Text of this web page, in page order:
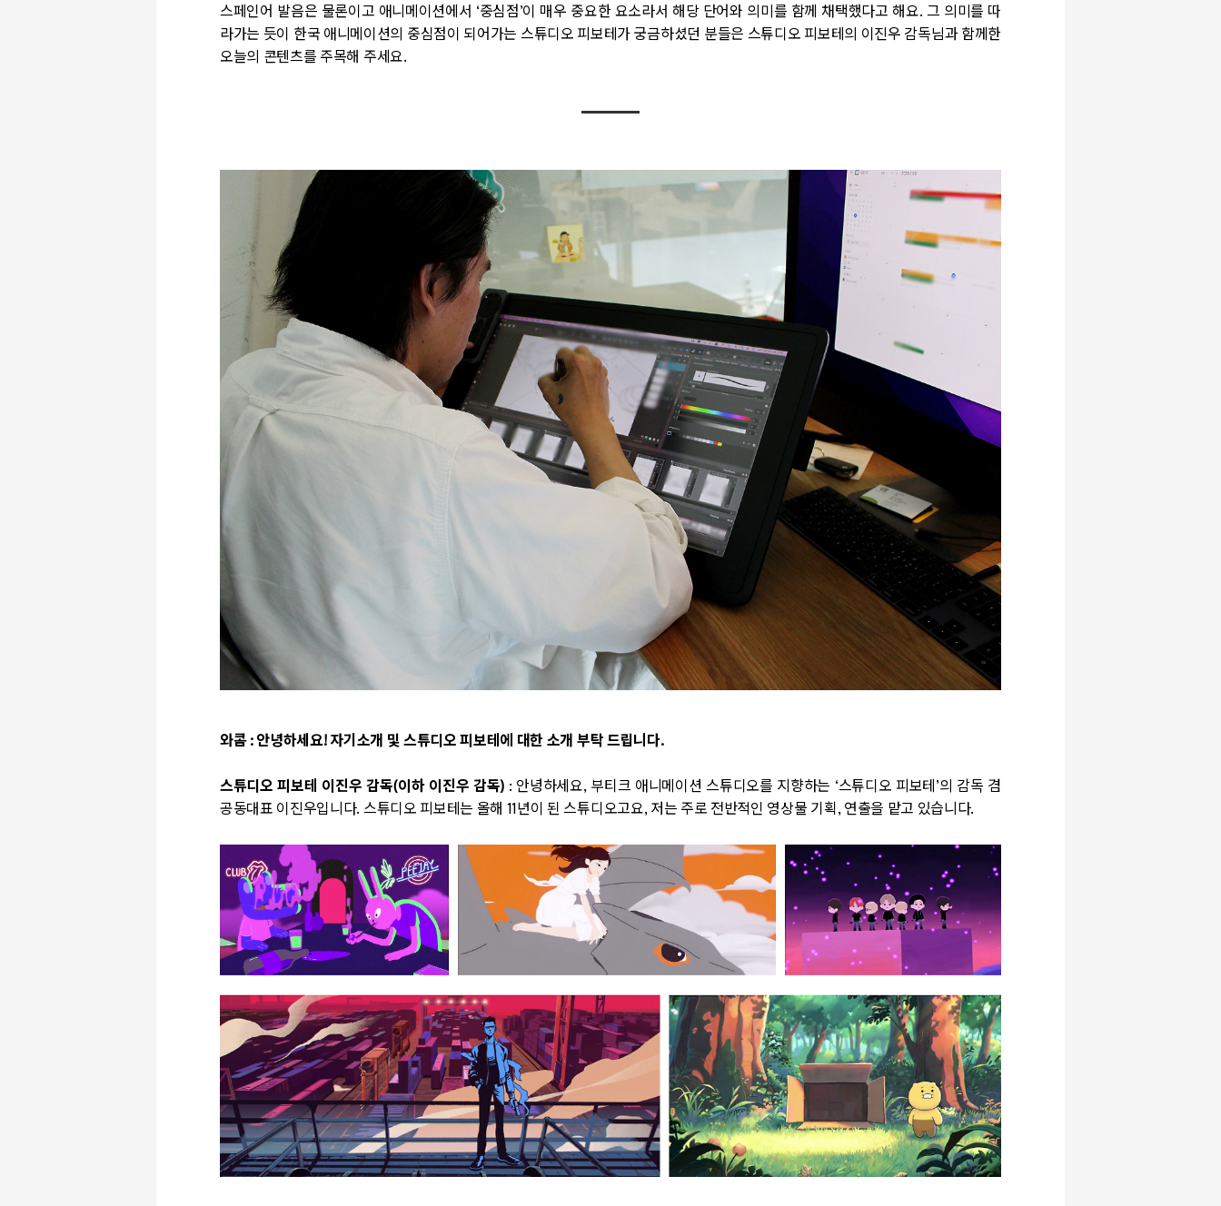
스페인어 발음은 물론이고 애니메이션에서 ‘중심점’이 매우 중요한 요소라서 해당 단어와 의미를 함께 채택했다고 해요. 그 의미를 따
라가는 듯이 한국 애니메이션의 중심점이 되어가는 스튜디오 피보테가 궁금하셨던 분들은 스튜디오 피보테의 이진우 감독님과 함께한
오늘의 콘텐츠를 주목해 주세요.
와콤 : 안녕하세요! 자기소개 및 스튜디오 피보테에 대한 소개 부탁 드립니다.
스튜디오 피보테 이진우 감독(이하 이진우 감독) : 안녕하세요, 부티크 애니메이션 스튜디오를 지향하는 ‘스튜디오 피보테’의 감독 겸
공동대표 이진우입니다. 스튜디오 피보테는 올해 11년이 된 스튜디오고요, 저는 주로 전반적인 영상물 기획, 연출을 맡고 있습니다.